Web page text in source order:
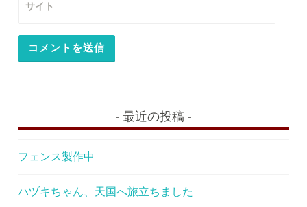
サイト
最近の投稿
フェンス製作中
ハヅキちゃん、天国へ旅立ちました